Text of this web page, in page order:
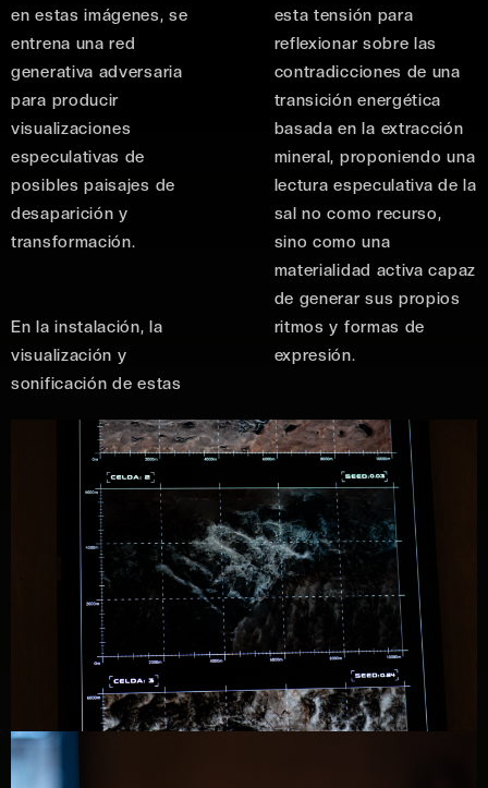
en estas imágenes, se
entrena una red
generativa adversaria
para producir
visualizaciones
especulativas de
posibles paisajes de
desaparición y
transformación.
En la instalación, la
visualización y
sonificación de estas
esta tensión para
reflexionar sobre las
contradicciones de una
transición energética
basada en la extracción
mineral, proponiendo una
lectura especulativa de la
sal no como recurso,
sino como una
materialidad activa capaz
de generar sus propios
ritmos y formas de
expresión.